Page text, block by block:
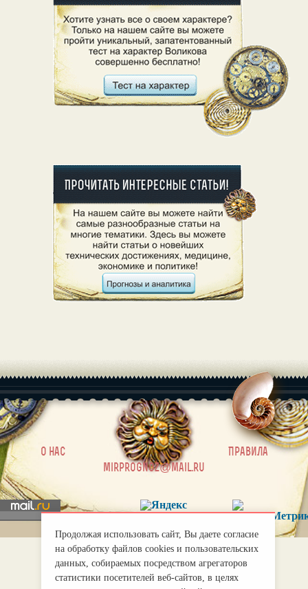
О нас |
Правила
mirprognoz@mail.ru
Продолжая использовать сайт, Вы даете согласие
на обработку файлов cookies и пользовательских
данных, собираемых посредством агрегаторов
статистики посетителей веб-сайтов, в целях